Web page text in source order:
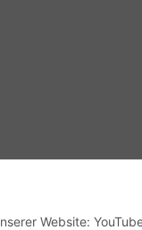
Website:
beispielhaft sein